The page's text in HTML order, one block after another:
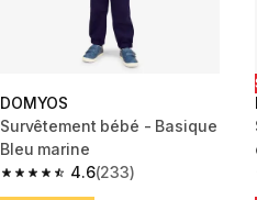
DOMYOS
Survêtement bébé - Basique
Bleu marine
4.6
4.6 out of 5 stars from 233
(233)